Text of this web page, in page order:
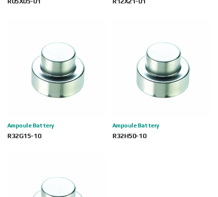
Ampoule Battery
R32G15-10
Ampoule Battery
R32H50-10